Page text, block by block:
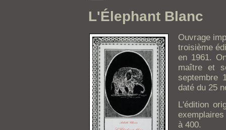
L'Élephant Blanc
Ouvrage
troisième
en 1961.
maître et
septembre
daté du 25
L'édition
à 400.